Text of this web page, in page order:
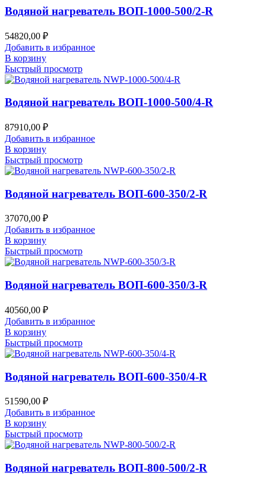
Водяной нагреватель ВОП-1000-500/2-R
54820,00 ₽
Добавить в избранное
В корзину
Быстрый просмотр
Водяной нагреватель ВОП-1000-500/4-R
87910,00 ₽
Добавить в избранное
В корзину
Быстрый просмотр
Водяной нагреватель ВОП-600-350/2-R
37070,00 ₽
Добавить в избранное
В корзину
Быстрый просмотр
Водяной нагреватель ВОП-600-350/3-R
40560,00 ₽
Добавить в избранное
В корзину
Быстрый просмотр
Водяной нагреватель ВОП-600-350/4-R
51590,00 ₽
Добавить в избранное
В корзину
Быстрый просмотр
Водяной нагреватель ВОП-800-500/2-R